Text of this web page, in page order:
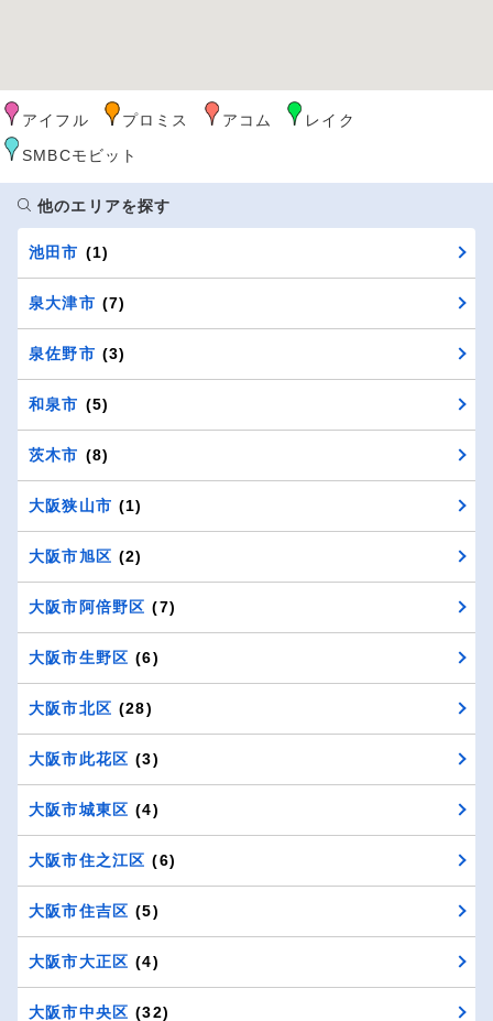
アイフル プロミス アコム
レイク
SMBCモビット
他のエリアを探す
池田市 (1)
泉大津市 (7)
泉佐野市 (3)
和泉市 (5)
茨木市 (8)
大阪狭山市 (1)
大阪市旭区 (2)
大阪市阿倍野区 (7)
大阪市生野区 (6)
大阪市北区 (28)
大阪市此花区 (3)
大阪市城東区 (4)
大阪市住之江区 (6)
大阪市住吉区 (5)
大阪市大正区 (4)
大阪市中央区 (32)